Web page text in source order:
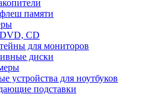
памяти
CD
для мониторов
диски
устройства для ноутбуков
подставки